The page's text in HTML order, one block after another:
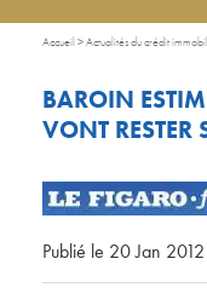
Accueil >Actualités du crédit
BAROIN
VONT RESTER
Publié le 20 Jan 2012